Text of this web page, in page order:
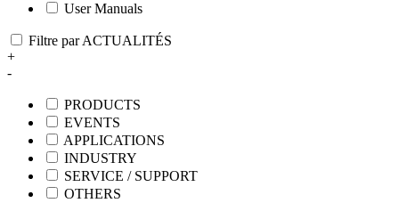
User Manuals
Filtre par ACTUALITÉS
+
-
PRODUCTS
EVENTS
APPLICATIONS
INDUSTRY
SERVICE / SUPPORT
OTHERS